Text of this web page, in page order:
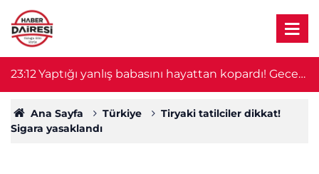
23:12Yaptığı yanlış babasını hayattan kopardı! Gece
nöbeti kabusa döndü
Ana Sayfa Türkiye
Tiryaki tatilciler dikkat!
Sigara yasaklandı